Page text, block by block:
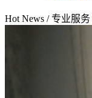
Hot News / 专业服务